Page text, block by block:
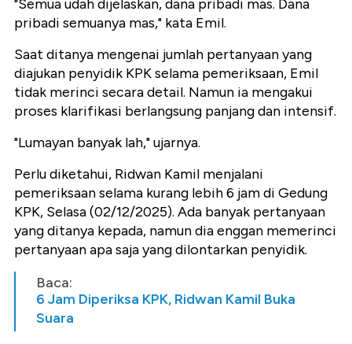
"Semua udah dijelaskan, dana pribadi mas. Dana
pribadi semuanya mas," kata Emil.
Saat ditanya mengenai jumlah pertanyaan yang
diajukan penyidik KPK selama pemeriksaan, Emil
tidak merinci secara detail. Namun ia mengakui
proses klarifikasi berlangsung panjang dan intensif.
"Lumayan banyak lah," ujarnya.
Perlu diketahui, Ridwan Kamil menjalani
pemeriksaan selama kurang lebih 6 jam di Gedung
KPK, Selasa (02/12/2025). Ada banyak pertanyaan
yang ditanya kepada, namun dia enggan memerinci
pertanyaan apa saja yang dilontarkan penyidik.
Baca:
6 Jam Diperiksa KPK, Ridwan Kamil Buka
Suara